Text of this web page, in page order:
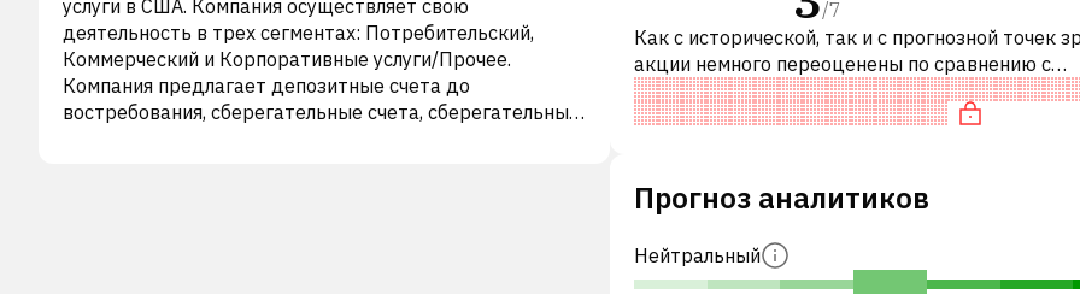
услуги в США. Компания осуществляет свою
деятельность в трех сегментах: Потребительский,
Коммерческий и Корпоративные услуги/Прочее.
Компания предлагает депозитные счета до
востребования, сберегательные счета, сберегательные
/7
Как с исторической, так и с прогнозной точек
акции немного переоценены по сравнению с
аналогичными акциями. В частности, акция
разумно оценена по P/E, '«д
Прогноз аналитиков
Нейтральный